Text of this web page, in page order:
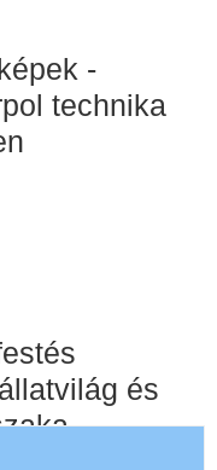
-
technika
és